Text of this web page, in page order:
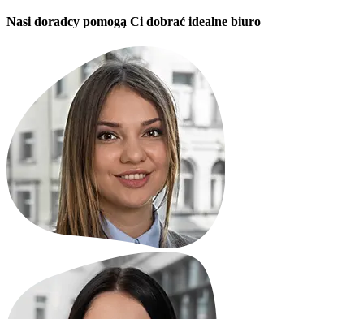
Nasi doradcy pomogą Ci dobrać idealne biuro